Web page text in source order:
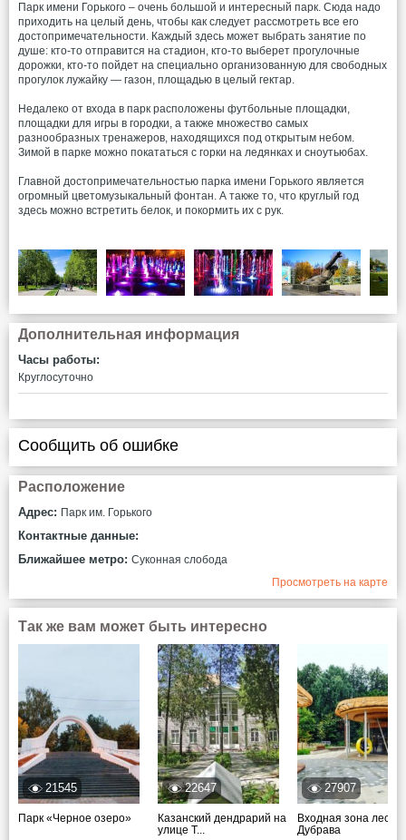
Парк имени Горького – очень большой и интересный парк. Сюда надо
приходить на целый день, чтобы как следует рассмотреть все его
достопримечательности. Каждый здесь может выбрать занятие по
душе: кто-то отправится на стадион, кто-то выберет прогулочные
дорожки, кто-то пойдет на специально организованную для свободных
прогулок лужайку — газон, площадью в целый гектар.
Недалеко от входа в парк расположены футбольные площадки,
площадки для игры в городки, а также множество самых
разнообразных тренажеров, находящихся под открытым небом.
Зимой в парке можно покататься с горки на ледянках и сноутьюбах.
Главной достопримечательностью парка имени Горького является
огромный цветомузыкальный фонтан. А также то, что круглый год
здесь можно встретить белок, и покормить их с рук.
Дополнительная информация
Часы работы:
Круглосуточно
Сообщить об ошибке
Расположение
Адрес: Парк им. Горького
Контактные данные:
Ближайшее метро: Суконная слобода
Просмотреть на карте
Так же вам может быть интересно
21545
Парк «Черное озеро»
22647
Казанский дендрарий на
улице Т...
27907
Входная зона
Дубрава